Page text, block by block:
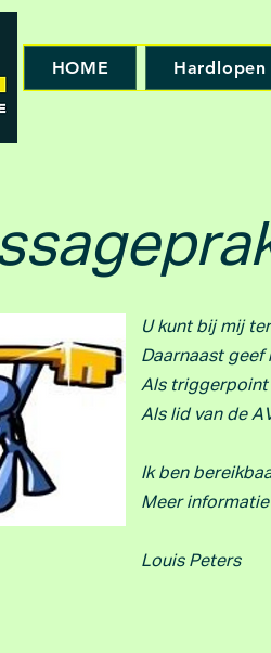
HOME Hardlopen
U kunt bij mij
Daarnaast geef
Als triggerpoint
Als lid van de
Ik ben
Meer
Louis Peters